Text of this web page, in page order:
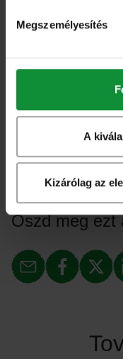
Megszemélyesítés
A
Kizárólag az
sikernek számít. A
bizonyítja, hogy a
működnek a
Eisberg
Oszd meg ezt